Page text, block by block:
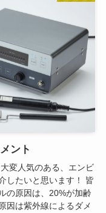
ント
変人気のある、エンビ
したいと思います！ 皆
の原因は、20%が加齢
因は紫外線によるダメ